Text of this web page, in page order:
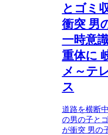
とゴミ
衝突 男
一時意
重体に
メ～テ
ス
道路を横断
の男の子と
が衝突 男の